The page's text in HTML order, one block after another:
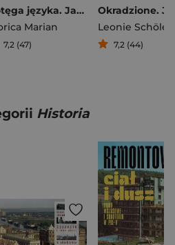
Potęga języka. Jak kody, którymi posługujemy się w myśleniu, mówieniu i życiu, zmieniają nasze umysły.
Marian
7,2 (47)
Leonie Schöler
7,2 (44)
Historia